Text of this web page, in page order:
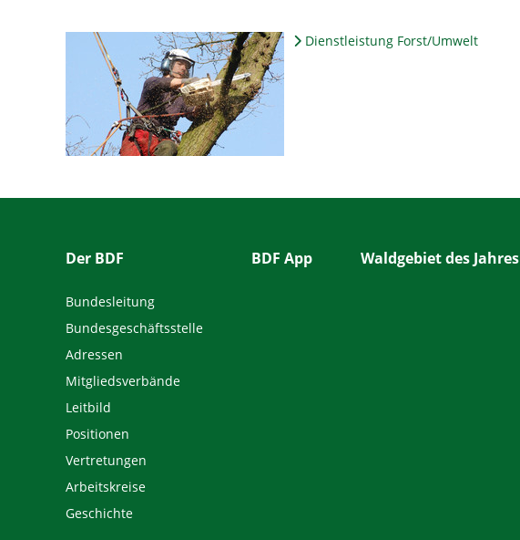
Dienstleistung Forst/Umwelt
Der BDF
Bundesleitung
Bundesgeschäftsstelle
Adressen
Mitgliedsverbände
Leitbild
Positionen
Vertretungen
Arbeitskreise
Geschichte
BDF App Waldgebiet des Jahres